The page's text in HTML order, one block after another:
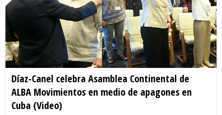
Díaz-Canel celebra Asamblea Continental de
ALBA Movimientos en medio de apagones en
Cuba (Video)